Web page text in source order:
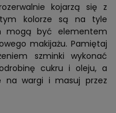
kojarzą się z
kolorze są na tyle
mogą być elementem
makijażu. Pamiętaj
szminki wykonać
cukru i oleju, a
na wargi i masuj przez